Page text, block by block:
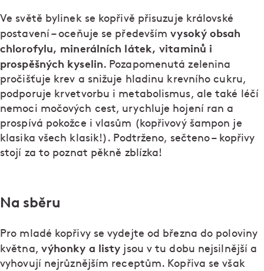
Ve světě bylinek se kopřivě přisuzuje královské
postavení – oceňuje se předevšímvysoký obsah
chlorofylu, minerálních látek, vitaminů i
prospěšných kyselin. Pozapomenutá zelenina
pročišťuje krev a snižuje hladinu krevního cukru,
podporuje krvetvorbu i metabolismus, ale také léčí
nemoci močových cest, urychluje hojení ran a
prospívá pokožce i vlasům (kopřivový šampon je
klasika všech klasik!). Podtrženo, sečteno – kopřivy
stojí za to poznat pěkně zblízka!
Na sběru
Pro mladé kopřivy se vydejte od března do poloviny
května, výhonky a listy jsou v tu dobu nejsilnější a
vyhovují nejrůznějším receptům. Kopřiva se však